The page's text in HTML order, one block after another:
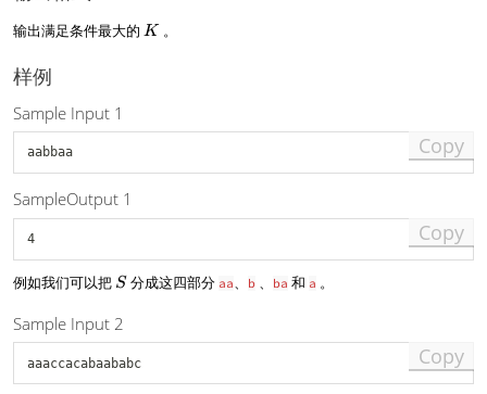
)
K
输出满足条件最大的K
K 。
样例
Sample Input 1
aabbaa Copy
SampleOutput 1
4 Copy
例如我们可以把 S
S 分成这四部分 aa、 b 、 ba 和 a 。
Sample Input 2
aaaccacabaababc Copy